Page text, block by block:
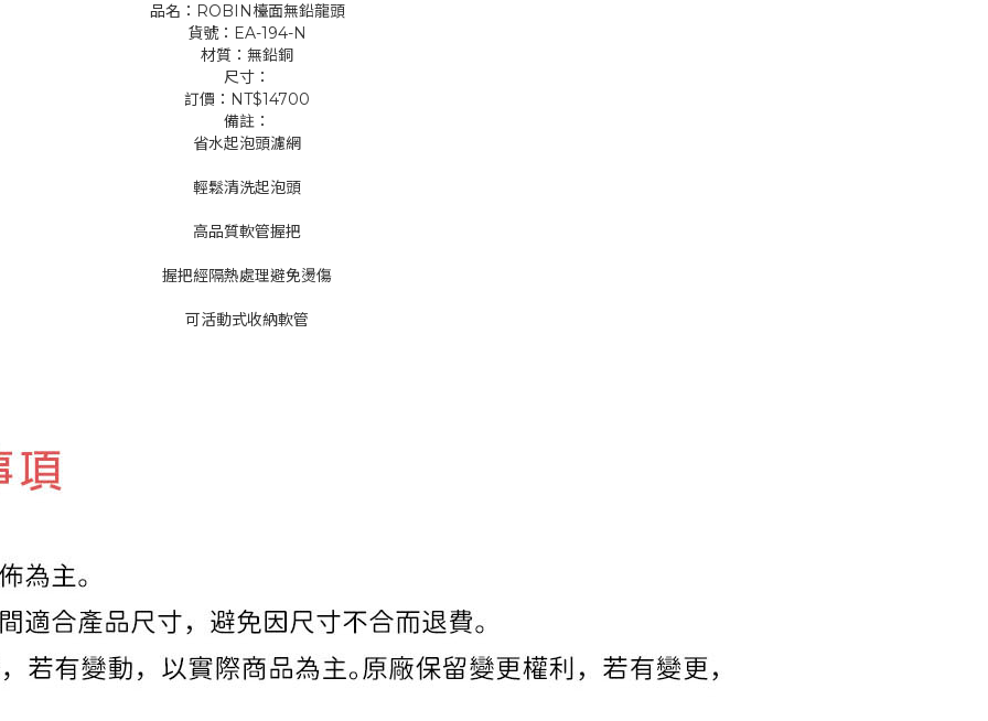
品名：ROBIN檯面無鉛龍頭
貨號：EA-194-N
材質：無鉛銅
尺寸：
訂價：NT$14700
備註：
省水起泡頭濾網
輕鬆清洗起泡頭
高品質軟管握把
握把經隔熱處理避免燙傷
可活動式收納軟管